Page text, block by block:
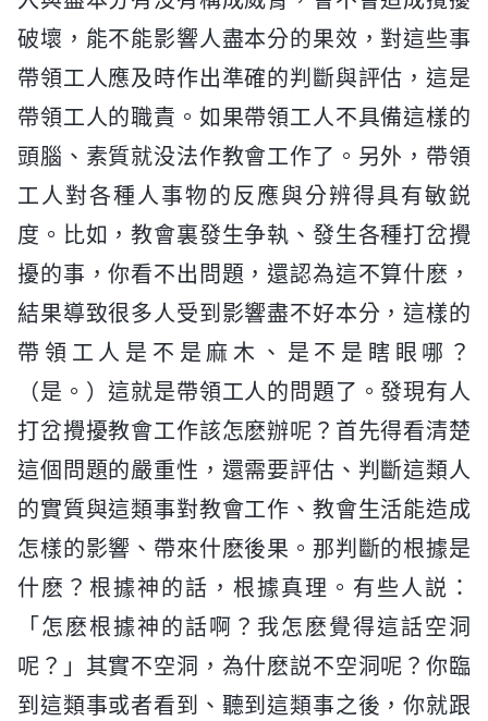
破壞，能不能影響人盡本分的果效，對這些事
帶領工人應及時作出準確的判斷與評估，這是
帶領工人的職責。如果帶領工人不具備這樣的
頭腦、素質就没法作教會工作了。另外，帶領
工人對各種人事物的反應與分辨得具有敏鋭
度。比如，教會裏發生争執、發生各種打岔攪
擾的事，你看不出問題，還認為這不算什麽，
結果導致很多人受到影響盡不好本分，這樣的
帶領工人是不是麻木、是不是瞎眼哪？
（是。）這就是帶領工人的問題了。發現有人
打岔攪擾教會工作該怎麽辦呢？首先得看清楚
這個問題的嚴重性，還需要評估、判斷這類人
的實質與這類事對教會工作、教會生活能造成
怎樣的影響、帶來什麽後果。那判斷的根據是
什麽？根據神的話，根據真理。有些人説：
「怎麽根據神的話啊？我怎麽覺得這話空洞
呢？」其實不空洞，為什麽説不空洞呢？你臨
到這類事或者看到、聽到這類事之後，你就跟